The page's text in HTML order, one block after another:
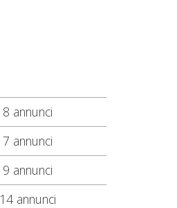
8 annunci
7 annunci
9 annunci
14 annunci